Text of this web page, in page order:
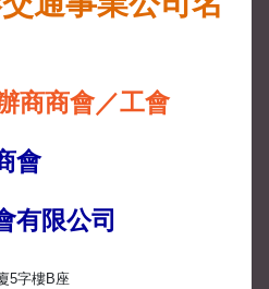
商商會／工會
會
有限公司
5字樓B座